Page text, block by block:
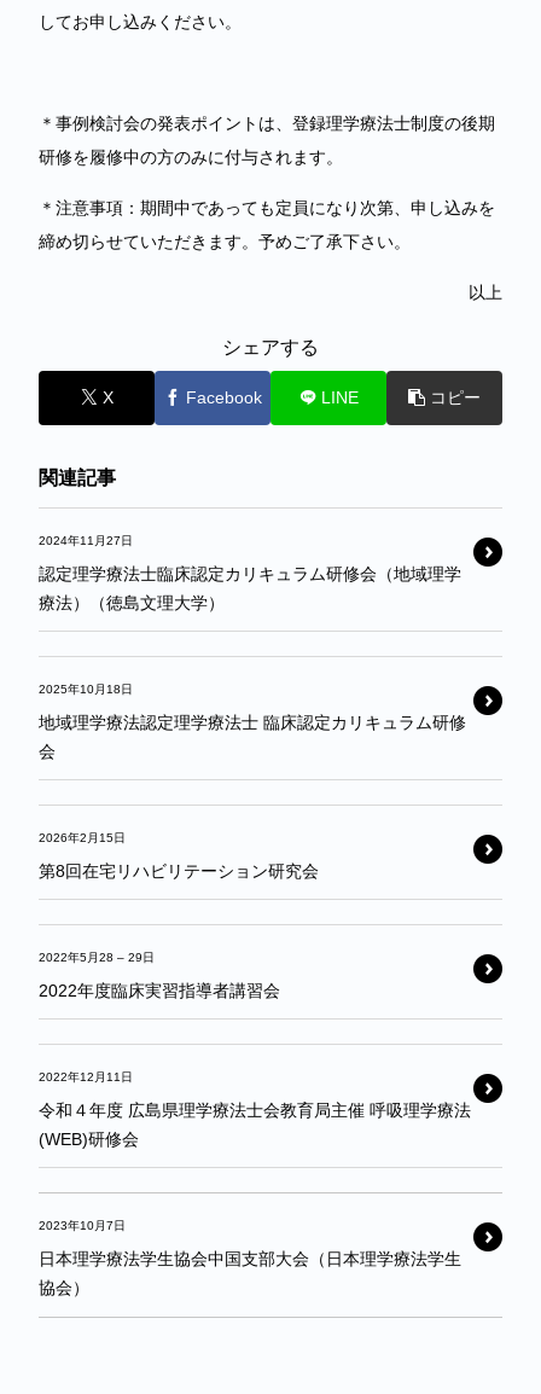
してお申し込みください。
＊事例検討会の発表ポイントは、登録理学療法士制度の後期
研修を履修中の方のみに付与されます。
＊注意事項：期間中であっても定員になり次第、申し込みを
締め切らせていただきます。予めご了承下さい。
以上
シェアする
X Facebook LINE コピー
関連記事
2024年11月27日
認定理学療法士臨床認定カリキュラム研修会（地域理学
療法）（徳島文理大学）
2025年10月18日
地域理学療法認定理学療法士 臨床認定カリキュラム研修
会
2026年2月15日
第8回在宅リハビリテーション研究会
2022年5月28 – 29日
2022年度臨床実習指導者講習会
2022年12月11日
令和４年度 広島県理学療法士会教育局主催 呼吸理学療法
(WEB)研修会
2023年10月7日
日本理学療法学生協会中国支部大会（日本理学療法学生
協会）